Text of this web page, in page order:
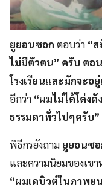
ยูยอนซอก ตอบว่า “
ไม่มีตัวตน” ครับ ตอน
โรงเรียนและมักจะอ
อีกว่า “ผมไม่ได้โด่ง
ธรรมดาทั่วไปๆครับ”
พิธีกรยังถาม ยูยอนซ
และความนิยมของเขา
“ผมเดบิวต์ในภาพย